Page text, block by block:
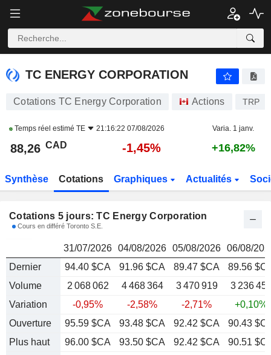
TC ENERGY CORPORATION 88,26
TC ENERGY CORPORATION
Cotations TC Energy Corporation Actions TRP
Temps réel estimé TE 21:16:22 07/08/2026 Varia. 1 janv.
88,26 CAD -1,45% +16,82%
Synthèse Cotations Graphiques Actualités
Cotations 5 jours: TC Energy Corporation
Cours en différé Toronto S.E.
31/07/2026 04/08/2026 05/08/2026 06/08/
Dernier
94.40 $CA 91.96 $CA 89.47 $CA
89.56
Volume
2 068 062 4 468 364 3 470 919
3 236
Variation
-0,95% -2,58% -2,71%
+0,10%
Ouverture
95.59 $CA 93.48 $CA 92.42 $CA
90.43
Plus haut
96.00 $CA 93.50 $CA 92.42 $CA
90.51